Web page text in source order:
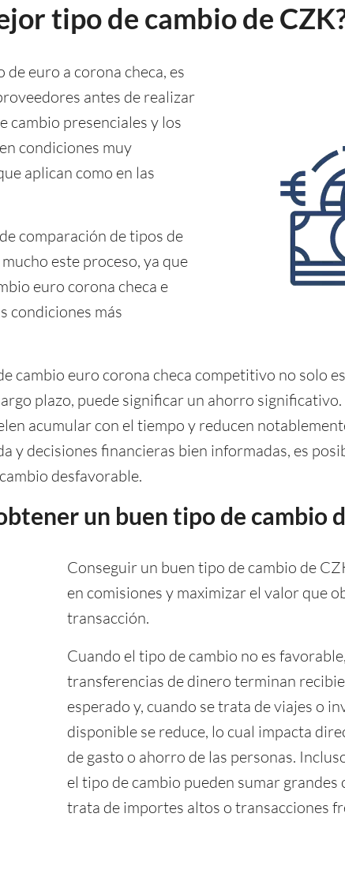
tipo de cambio de
euro a corona checa, es
antes de realizar
cambio presenciales y los
condiciones muy
aplican como en las
comparación de tipos de
este proceso, ya que
euro corona checa e
condiciones más
cambio euro corona checa competitivo no solo
plazo, puede significar un ahorro
acumular con el tiempo y reducen
y decisiones financieras bien informadas, es
desfavorable.
un buen tipo de cambio
Conseguir un buen tipo de cambio de
en comisiones y maximizar el valor que
transacción.
Cuando el tipo de cambio no es
transferencias de dinero terminan
esperado y, cuando se trata de viajes o
disponible se reduce, lo cual impacta
de gasto o ahorro de las personas.
el tipo de cambio pueden sumar grandes
trata de importes altos o transacciones